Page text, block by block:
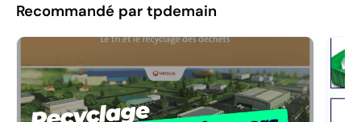
Recommandé par tpdemain